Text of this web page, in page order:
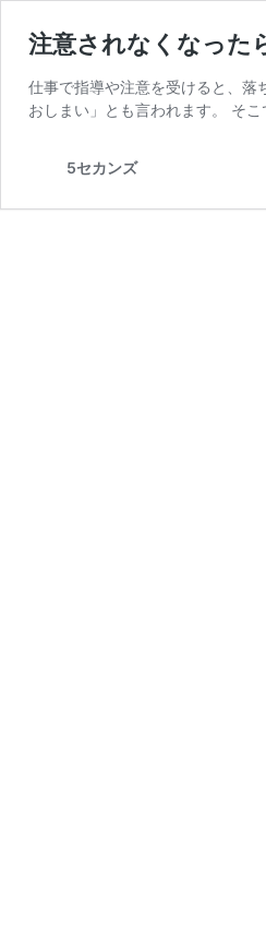
注意されなくなった
仕事で指導や注意を受けると、落
おしまい」とも言われます。 そ
5セカンズ